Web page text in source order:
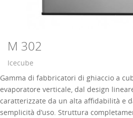
M 302
Icecube
Gamma di fabbricatori di ghiaccio a
evaporatore verticale, dal design
caratterizzate da un alta affidabilità e
semplicità d’uso. Struttura